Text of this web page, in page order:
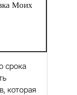
Моих
срока
которая